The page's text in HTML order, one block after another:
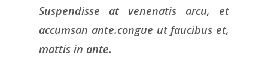
Suspendisse at venenatis arcu, et
accumsan ante.congue ut faucibus et,
mattis in ante.